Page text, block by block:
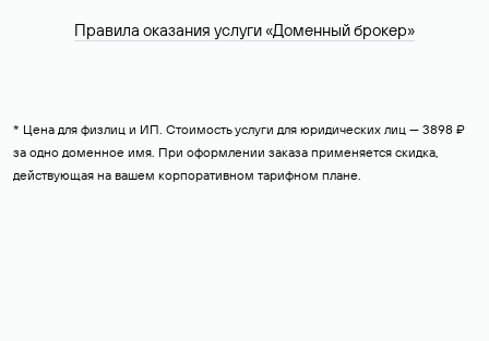
Правила оказания услуги «Доменный брокер»
* Цена для физлиц и ИП. Стоимость услуги для юридических лиц — 3898 ₽
за одно доменное имя. При оформлении заказа применяется скидка,
действующая на вашем корпоративном тарифном плане.